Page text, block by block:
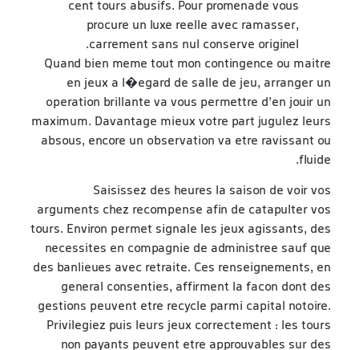
cent tours abusifs. Pour promenade vous
procure un luxe reelle avec ramasser,
carrement sans nul conserve originel.
Quand bien meme tout mon contingence ou maitre
en jeux a l�egard de salle de jeu, arranger un
operation brillante va vous permettre d’en jouir un
maximum. Davantage mieux votre part jugulez leurs
absous, encore un observation va etre ravissant ou
fluide.
Saisissez des heures la saison de voir vos
arguments chez recompense afin de catapulter vos
tours. Environ permet signale les jeux agissants, des
necessites en compagnie de administree sauf que
des banlieues avec retraite. Ces renseignements, en
general consenties, affirment la facon dont des
gestions peuvent etre recycle parmi capital notoire.
Privilegiez puis leurs jeux correctement : les tours
non payants peuvent etre approuvables sur des